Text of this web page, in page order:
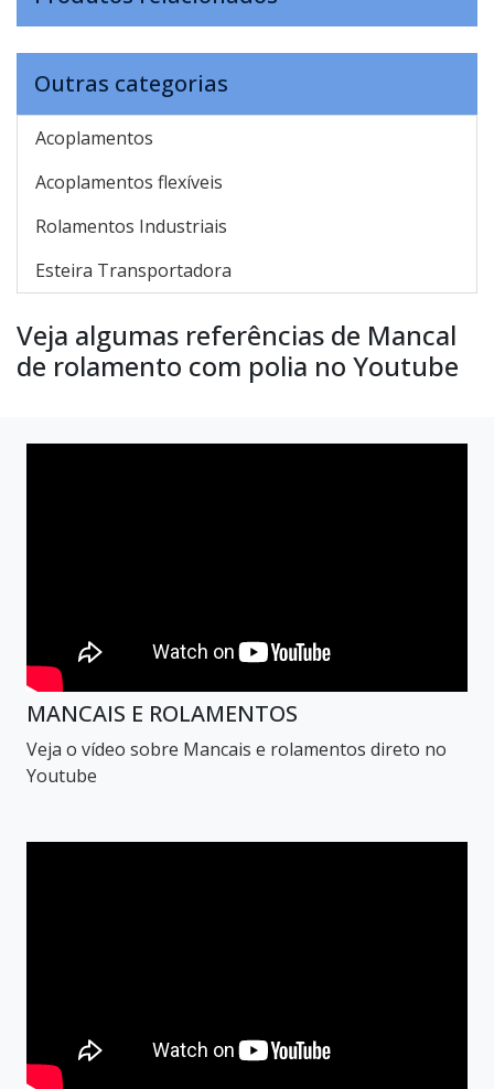
Outras categorias
Acoplamentos
Acoplamentos flexíveis
Rolamentos Industriais
Esteira Transportadora
Veja algumas referências de Mancal
de rolamento com polia no Youtube
MANCAIS E ROLAMENTOS
Veja o vídeo sobre Mancais e rolamentos direto no
Youtube